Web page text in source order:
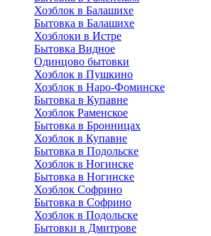
Хозблок в Балашихе
Бытовкa в Балашихе
Хозблоки в Истре
Бытовка Видное
Одинцово бытовки
Хозблок в Пушкино
Хозблок в Наро-Фоминске
Бытовка в Купавне
Хозблок Раменское
Бытовка в Бронницах
Хозблок в Купавне
Бытовка в Подольске
Хозблок в Ногинске
Бытовка в Ногинске
Хозблок Софрино
Бытовка в Софрино
Хозблок в Подольске
Бытовки в Дмитрове